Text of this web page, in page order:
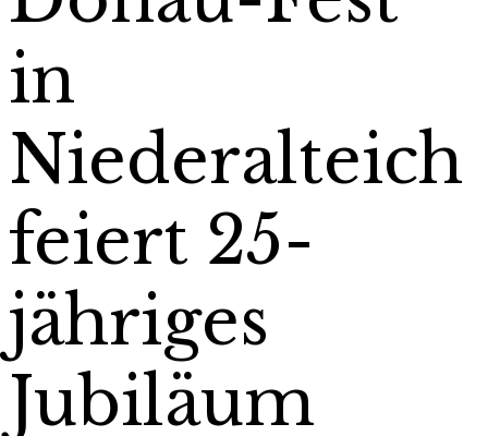
in
Niederalteich
feiert 25-
jähriges
Jubiläum